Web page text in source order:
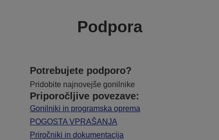
Podpora
Potrebujete podporo?
Pridobite najnovejše gonilnike
Priporočljive povezave:
Gonilniki in programska oprema
POGOSTA VPRAŠANJA
Priročniki in dokumentacija